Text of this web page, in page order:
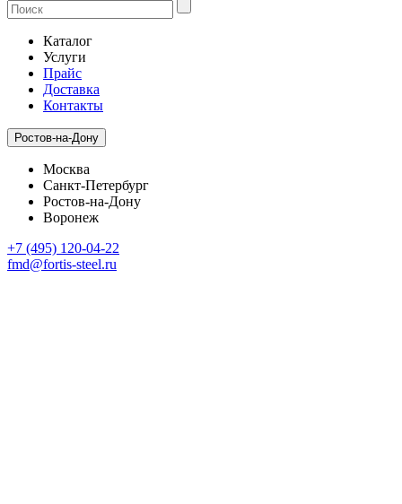
Каталог
Услуги
Прайс
Доставка
Контакты
Ростов-на-Дону
Москва
Санкт-Петербург
Ростов-на-Дону
Воронеж
+7 (495) 120-04-22
fmd@fortis-steel.ru